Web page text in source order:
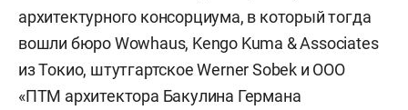
архитектурного консорциума, в который тогда
вошли бюро Wowhaus, Kengo Kuma & Associates
из Токио, штутгартское Werner Sobek и ООО
«ПТМ архитектора Бакулина Германа